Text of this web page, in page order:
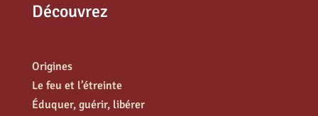
Découvrez
Origines
Le feu et l’étreinte
Éduquer, guérir, libérer